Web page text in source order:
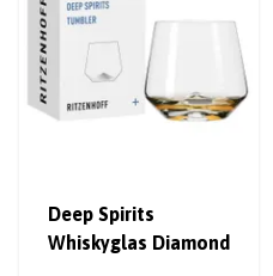
Deep Spirits
Whiskyglas Diamond